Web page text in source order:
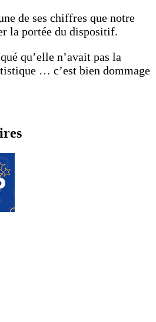
de ses chiffres que notre
la portée du dispositif.
qu’elle n’avait pas la
… c’est bien dommage